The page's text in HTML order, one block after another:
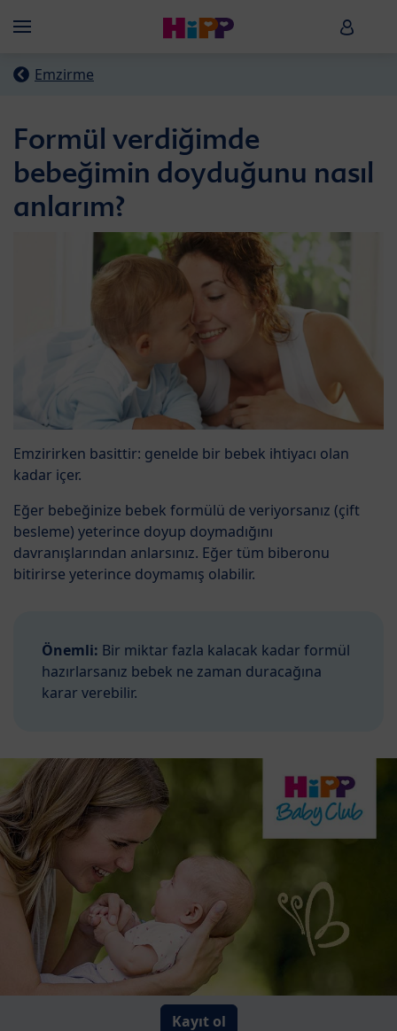
Menü HiPP
Emzirme
Formül verdiğimde
bebeğimin doyduğunu nasıl
anlarım?
Emzirirken basittir: genelde bir bebek ihtiyacı olan
kadar içer.
Eğer bebeğinize bebek formülü de veriyorsanız (çift
besleme) yeterince doyup doymadığını
davranışlarından anlarsınız. Eğer tüm biberonu
bitirirse yeterince doymamış olabilir.
Önemli: Bir miktar fazla kalacak kadar formül
hazırlarsanız bebek ne zaman duracağına
karar verebilir.
Kayıt ol